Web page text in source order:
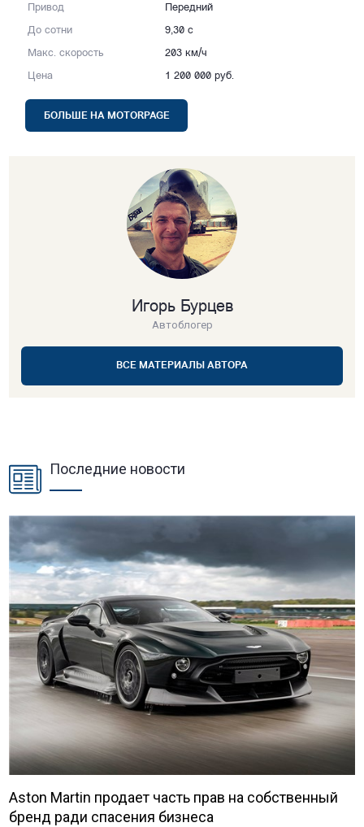
Привод Передний
До сотни 9,30 с
Макс. скорость 203 км/ч
Цена 1 200 000 руб.
БОЛЬШЕ НА MOTORPAGE
Игорь Бурцев
Автоблогер
ВСЕ МАТЕРИАЛЫ АВТОРА
Последние новости
Aston Martin продает часть прав на собственный
бренд ради спасения бизнеса